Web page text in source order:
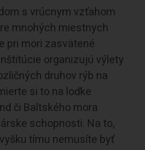
s vrúcnym vzťahom
mnohých miestnych
pri mori zasvätené
organizujú výlety
druhov rýb na
si to na loďke
či Baltského mora
schopnosti. Na to,
tímu nemusíte byť